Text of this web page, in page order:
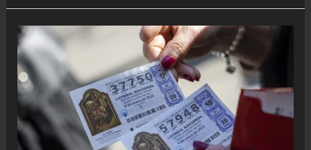
doctor:
“La
natación
podría
ser
uno
de